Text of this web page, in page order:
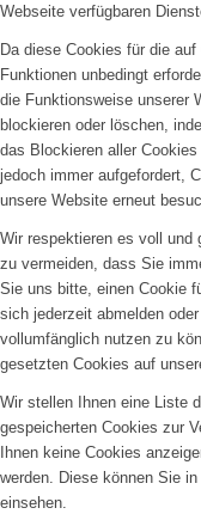
Webseite verfügbaren
Da diese Cookies für die
Funktionen unbedingt
die Funktionsweise unserer
blockieren oder löschen,
das Blockieren aller
jedoch immer aufgefordert,
unsere Website erneut
Wir respektieren es voll und
zu vermeiden, dass Sie
Sie uns bitte, einen Cookie
sich jederzeit abmelden
vollumfänglich nutzen zu
gesetzten Cookies auf
Wir stellen Ihnen eine Liste
gespeicherten Cookies zur
Ihnen keine Cookies
werden. Diese können Sie
einsehen.